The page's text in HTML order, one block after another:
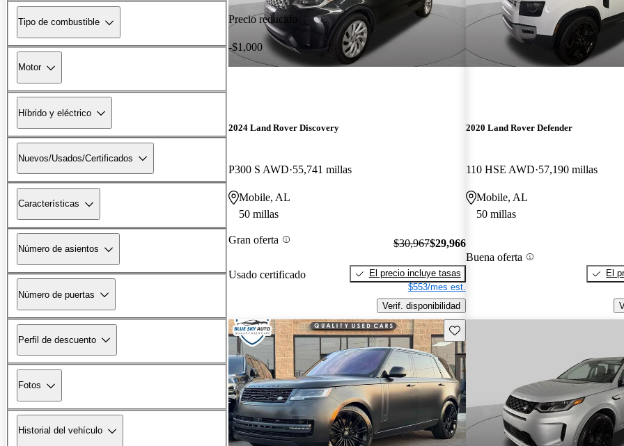
Tipo de combustible
Motor
Híbrido y eléctrico
Nuevos/Usados/Certificados
Características
Número de asientos
Número de puertas
Perfil de descuento
Fotos
Historial del vehículo
Precio reducido
-$1,000
2024 Land Rover Discovery
P300 S AWD 55,741 millas
Mobile, AL
50 millas
Gran oferta
Usado certificado
$30,967$29,966
El precio incluye tasas
$553/mes est.
Verif. disponibilidad
2020 Land Rover Defender
110 HSE AWD 57,190 millas
Mobile, AL
50 millas
Buena oferta
El
Guarda este Aviso